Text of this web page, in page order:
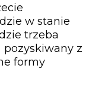
w stanie
trzeba
z
formy